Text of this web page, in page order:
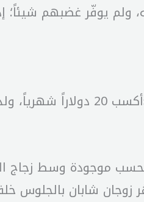
يوفّر غضبهم شيئاً؛
وفي حين ذكّر نمر بمواكِب المرافَقة التي
موجودة وسط زجاج
شابان بالجلوس